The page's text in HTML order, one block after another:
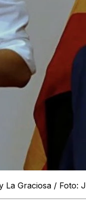
La Graciosa / Foto: